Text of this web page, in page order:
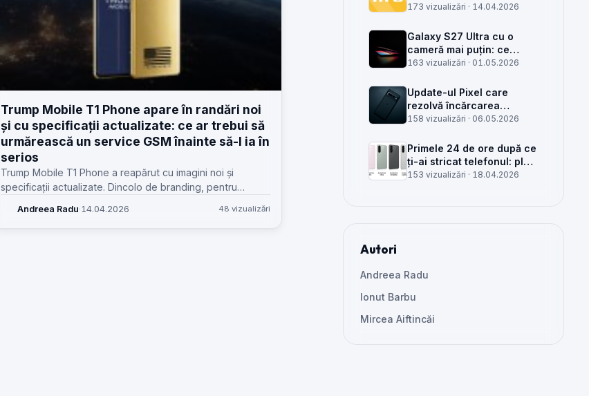
Trump Mobile T1 Phone apare în randări noi
și cu specificații actualizate: ce ar trebui să
urmărească un service GSM înainte să-l ia în
serios
Trump Mobile T1 Phone a reapărut cu imagini noi și
specificații actualizate. Dincolo de branding, pentru
piesele, schema de aprovizionare și reparabilitatea reală.
Andreea Radu· 14.04.2026 48 vizualizări
săptămâna 15 despre
173 vizualizări · 14.04.2026
Galaxy S27 Ultra cu o
cameră mai puțin: ce
înseamnă pentru service,
163 vizualizări · 01.05.2026
Update-ul Pixel care
rezolvă încărcarea
wireless și glitch-uri de
158 vizualizări · 06.05.2026
Primele 24 de ore după ce
ți-ai stricat telefonul: plan
clar, greșeli de evitat și
153 vizualizări · 18.04.2026
Autori
Andreea Radu
Ionut Barbu
Mircea Aiftincăi